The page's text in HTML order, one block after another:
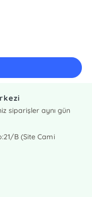
siparişler aynı gün
B (Site Cami